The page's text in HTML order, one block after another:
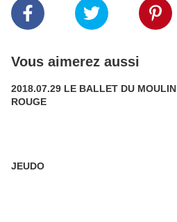
Vous aimerez aussi
2018.07.29 LE BALLET DU MOULIN
ROUGE
JEUDO